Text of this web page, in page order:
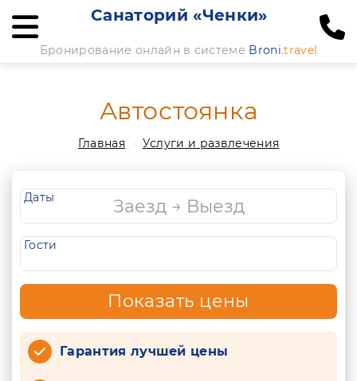
Санаторий «Ченки»
Бронирование онлайн в системе Broni.travel
Автостоянка
Главная Услуги и развлечения
Даты
Гости
Показать цены
Гарантия лучшей цены